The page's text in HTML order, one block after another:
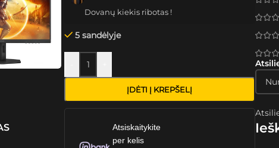
kad padidintumėte
Dovanų kiekis ribotas !
5 sandėlyje
ĮDĖTI Į KREPŠELĮ
Atsiskaitykite
per kelis